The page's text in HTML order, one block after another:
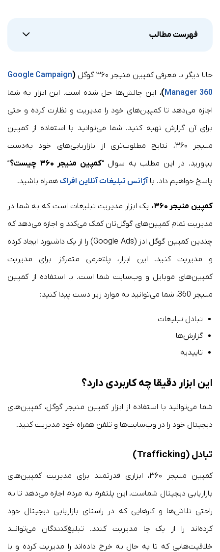
فهرست مطالب
حالا دیگر با معرفی کمپین منیجر ۳۶۰ گوگل (
Google Campaign
Manager 360
)، این چالش‌ها حل شده است. این ابزار به شما
اجازه می‌دهد تا کمپین‌های خود را مدیریت و نظارت کرده و حتی
برای آن گزارش تهیه کنید. شما می‌توانید با استفاده از کمپین
منیجر ۳۶۰، نتایج مطلوب‌تری از بازاریابی‌های خود به‌دست
بیاورید. در این مطلب به سوال “کمپین منیجر ۳۶۰ چیست؟
”
پاسخ خواهیم داد. باآژانس تبلیغات آنلاین افراک همراه باشید.
کمپین منیجر ۳۶۰،
یک ابزار مدیریت تبلیغات است که به شما در
مدیریت تمام کمپین‌های گوگل‌تان کمک می‌کند و اجازه می‌دهد که
چندین کمپین گوگل ادز (Google Ads) را از یک داشبورد ایجاد کرده
و مدیریت کنید. این ابزار، پلتفرمی متمرکز برای مدیریت
کمپین‌های موبایل و وب‌سایت شما است. با استفاده از کمپین
منیجر 360، شما می‌توانید به موارد زیر دست پیدا کنید:
تبادل تبلیغات
گزارش‌ها
تاییدیه
این ابزار دقیقا چه کاربردی دارد؟
شما می‌توانید با استفاده از ابزار کمپین منیجر گوگل، کمپین‌های
دیجیتال خود را در وب‌سایت‌ها و تلفن همراه خود مدیریت کنید.
تبادل (Trafficking
)
کمپین منیجر ۳۶۰، ابزاری قدرتمند برای مدیریت کمپین‌های
بازاریابی دیجیتال شماست. این پلتفرم به مردم اجازه می‌دهد تا به
راحتی تلاش‌ها و کارهایی که در راستای بازاریابی دیجیتال خود
کرده‌اند را از یک جا مدیریت کنند. تبلیغ‌کنندگان می‌توانند
خلاقیت‌هایی که تا به حال به خرج داده‌اند را مدیریت کرده و با